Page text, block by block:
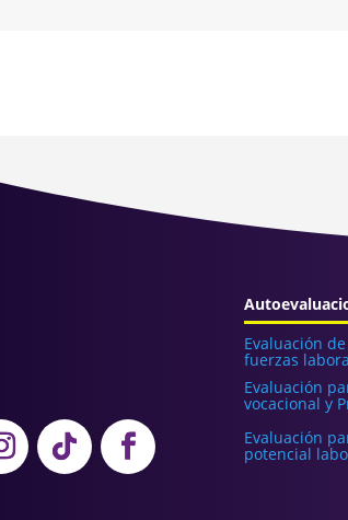
Evaluación
fuerzas
Evaluación
vocacional y
Evaluación
potencial